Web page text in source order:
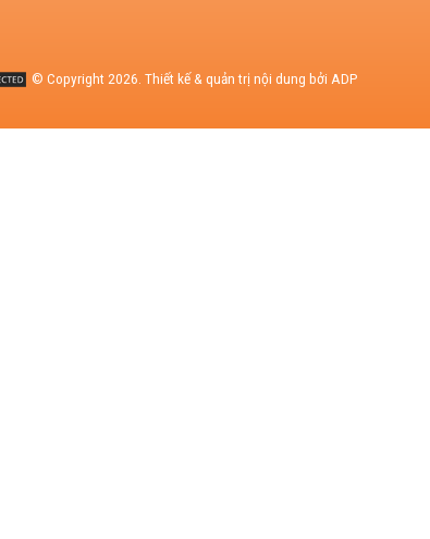
© Copyright 2026. Thiết kế & quản trị nội dung bởi ADP